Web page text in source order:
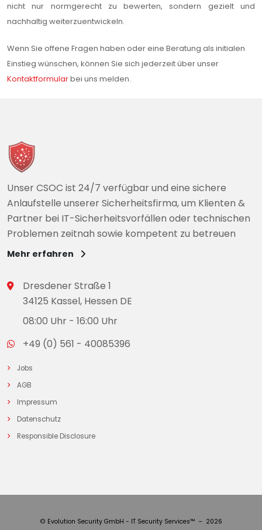
nicht nur normgerecht zu bewerten, sondern gezielt und
nachhaltig weiterzuentwickeln.
Wenn Sie offene Fragen haben oder eine Beratung als initialen
Einstieg wünschen, können Sie sich jederzeit über unser
Kontaktformularbei uns melden.
Unser CSOC ist 24/7 verfügbar und eine sichere
Anlaufstelle unserer Sicherheitsfirma, um Klienten &
Partner bei IT-Sicherheitsvorfällen oder technischen
Problemen zeitnah sowie kompetent zu betreuen
Mehr erfahren
Dresdener Straße 1
34125 Kassel, Hessen DE
08:00 Uhr - 16:00 Uhr
+49 (0) 561 - 40085396
Jobs
AGB
Impressum
Datenschutz
Responsible Disclosure
© Evolution Security GmbH - IT Security Services™ – 2026